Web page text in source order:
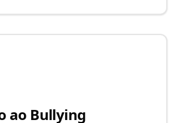
ao Bullying